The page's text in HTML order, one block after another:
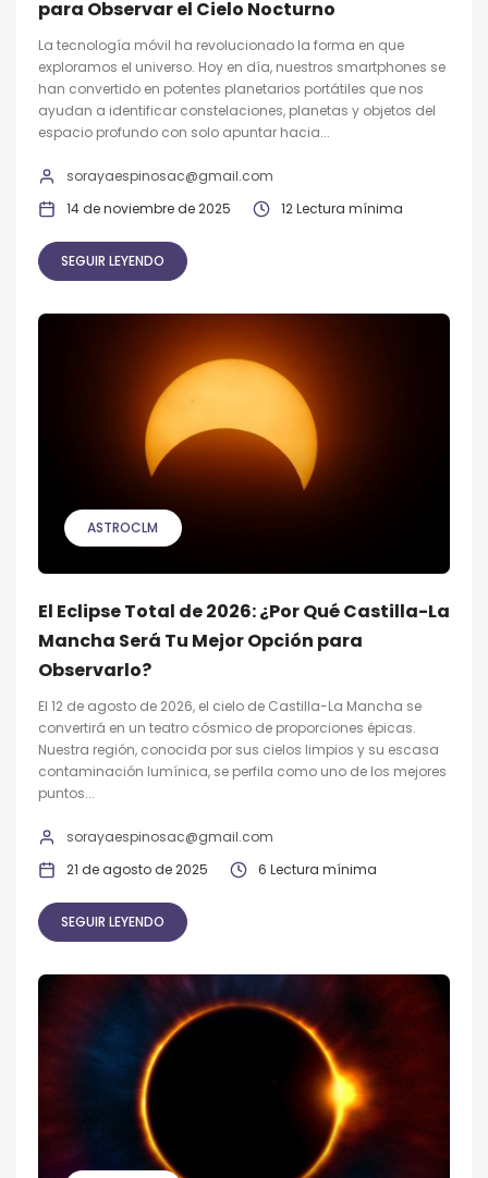
para Observar el Cielo Nocturno
La tecnología móvil ha revolucionado la forma en que
exploramos el universo. Hoy en día, nuestros smartphones se
han convertido en potentes planetarios portátiles que nos
ayudan a identificar constelaciones, planetas y objetos del
espacio profundo con solo apuntar hacia...
sorayaespinosac@gmail.com
14 de noviembre de 2025
12 Lectura mínima
SEGUIR LEYENDO
ASTROCLM
El Eclipse Total de 2026: ¿Por Qué Castilla-La
Mancha Será Tu Mejor Opción para
Observarlo?
El 12 de agosto de 2026, el cielo de Castilla-La Mancha se
convertirá en un teatro cósmico de proporciones épicas.
Nuestra región, conocida por sus cielos limpios y su escasa
contaminación lumínica, se perfila como uno de los mejores
puntos...
sorayaespinosac@gmail.com
21 de agosto de 2025
6 Lectura mínima
SEGUIR LEYENDO